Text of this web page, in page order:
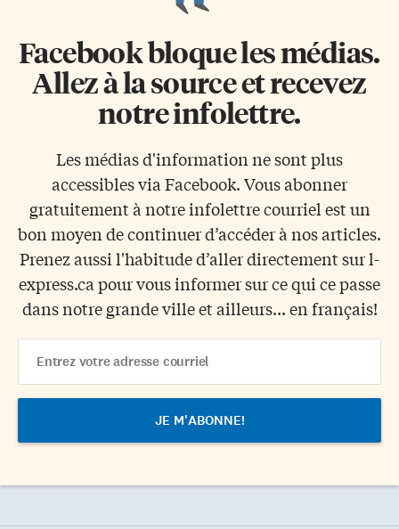
Facebook bloque les médias.
Allez à la source et recevez
notre infolettre.
Les médias d'information ne sont plus
accessibles via Facebook. Vous abonner
gratuitement à notre infolettre courriel est un
bon moyen de continuer d’accéder à nos articles.
Prenez aussi l'habitude d’aller directement sur l-
express.ca pour vous informer sur ce qui ce passe
dans notre grande ville et ailleurs... en français!
Address